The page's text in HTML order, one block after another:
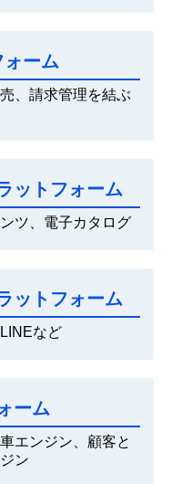
ーム
、請求管理を結ぶ
ットフォーム
ツ、電子カタログ
ットフォーム
など
ーム
エンジン、顧客と
ン